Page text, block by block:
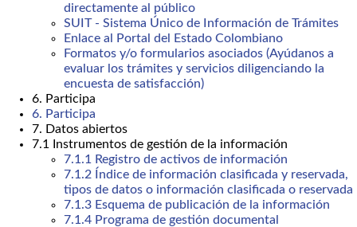
directamente al público
SUIT - Sistema Único de Información de Trámites
Enlace al Portal del Estado Colombiano
Formatos y/o formularios asociados (Ayúdanos a
evaluar los trámites y servicios diligenciando la
encuesta de satisfacción)
6. Participa
6. Participa
7. Datos abiertos
7.1 Instrumentos de gestión de la información
7.1.1 Registro de activos de información
7.1.2 Índice de información clasificada y reservada,
tipos de datos o información clasificada o reservada
7.1.3 Esquema de publicación de la información
7.1.4 Programa de gestión documental